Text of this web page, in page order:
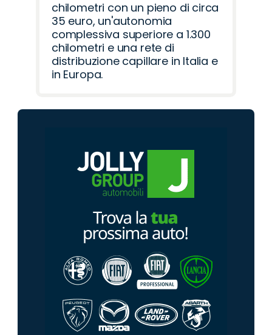
chilometri con un pieno di circa
35 euro, un'autonomia
complessiva superiore a 1.300
chilometri e una rete di
distribuzione capillare in Italia e
in Europa.